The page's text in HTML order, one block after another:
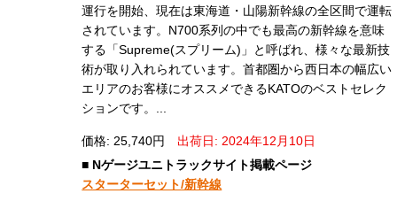
運行を開始、現在は東海道・山陽新幹線の全区間で運転
されています。N700系列の中でも最高の新幹線を意味
する「Supreme(スプリーム)」と呼ばれ、様々な最新技
術が取り入れられています。首都圏から西日本の幅広い
エリアのお客様にオススメできるKATOのベストセレク
ションです。...
価格: 25,740円
出荷日: 2024年12月10日
■ Nゲージユニトラックサイト掲載ページ
スターターセット/新幹線